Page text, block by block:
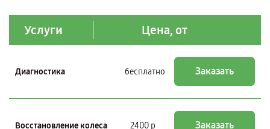
Услуги Цена, от
Диагностика бесплатно Заказать
Восстановление колеса 2400 р Заказать